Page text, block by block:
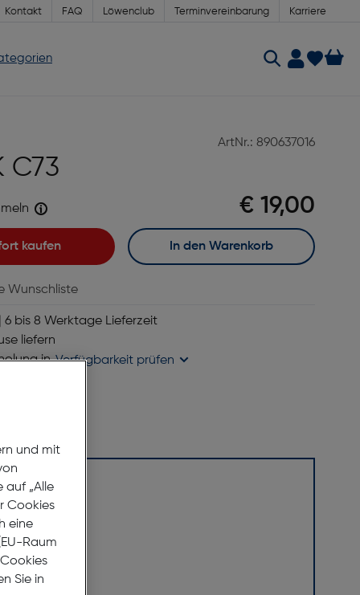
Kontakt FAQ Löwenclub Terminvereinbarung Karriere
ArtNr.: 890637016
C73
€ 19,00
kaufen In den Warenkorb
Wunschliste
6 bis 8 Werktage Lieferzeit
liefern
in Verfügbarkeit prüfen
und mit
auf „Alle
Cookies
eine
Raum
Sie in